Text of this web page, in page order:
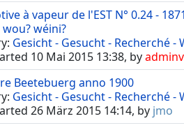
à vapeur de l'EST N° 0.24 -
wéini?
Gesicht - Gesucht - Recherché -
10 Mai 2015 13:38, by
Beetebuerg anno 1900
Gesicht - Gesucht - Recherché -
26 März 2015 14:14, by jmo